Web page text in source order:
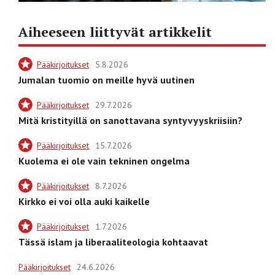
Aiheeseen liittyvät artikkelit
Pääkirjoitukset 5.8.2026
Jumalan tuomio on meille hyvä uutinen
Pääkirjoitukset 29.7.2026
Mitä kristityillä on sanottavana syntyvyyskriisiin?
Pääkirjoitukset 15.7.2026
Kuolema ei ole vain tekninen ongelma
Pääkirjoitukset 8.7.2026
Kirkko ei voi olla auki kaikelle
Pääkirjoitukset 1.7.2026
Tässä islam ja liberaaliteologia kohtaavat
Pääkirjoitukset 24.6.2026